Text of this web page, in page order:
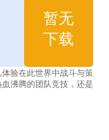
暂无
下载
验在此世界中战斗与策
沸腾的团队竞技，还是